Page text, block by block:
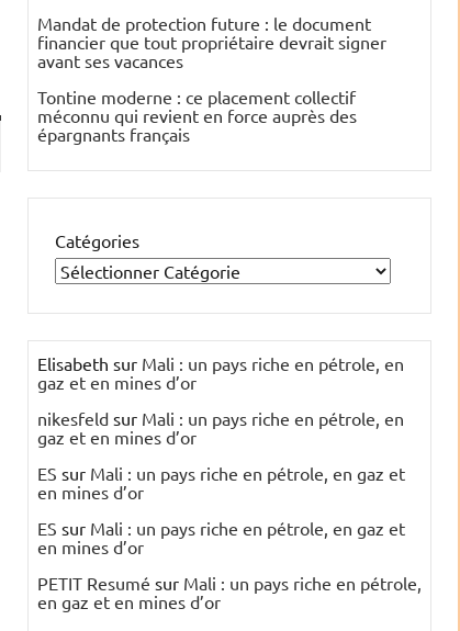
Mandat de protection future : le document
financier que tout propriétaire devrait signer
avant ses vacances
Tontine moderne : ce placement collectif
méconnu qui revient en force auprès des
épargnants français
Catégories
Elisabeth sur Mali : un pays riche en pétrole, en
gaz et en mines d’or
nikesfeld sur Mali : un pays riche en pétrole, en
gaz et en mines d’or
ES sur Mali : un pays riche en pétrole, en gaz et
en mines d’or
ES sur Mali : un pays riche en pétrole, en gaz et
en mines d’or
PETIT Resumé sur Mali : un pays riche en pétrole,
en gaz et en mines d’or